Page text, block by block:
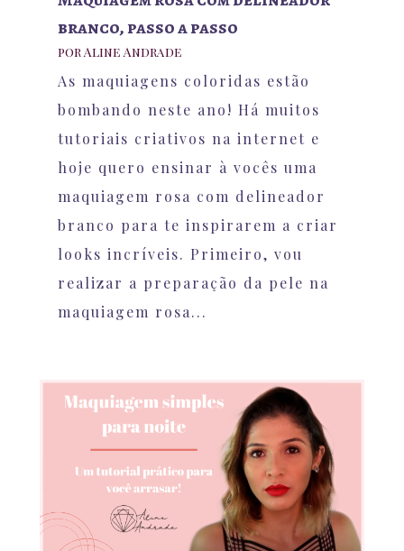
branco, passo a passo
por Aline Andrade
As maquiagens coloridas estão
bombando neste ano! Há muitos
tutoriais criativos na internet e
hoje quero ensinar à vocês uma
maquiagem rosa com delineador
branco para te inspirarem a criar
looks incríveis. Primeiro, vou
realizar a preparação da pele na
maquiagem rosa...